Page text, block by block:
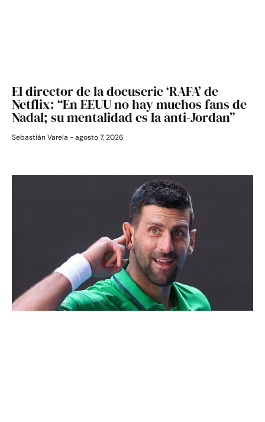
El director de la docuserie ‘RAFA’ de
Netflix: “En EEUU no hay muchos fans de
Nadal; su mentalidad es la anti-Jordan”
Sebastián Varela agosto 7, 2026